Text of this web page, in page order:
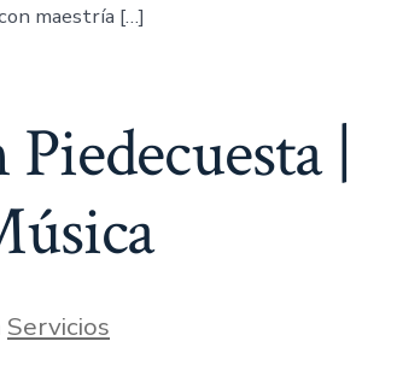
maestría […]
|
Servicios